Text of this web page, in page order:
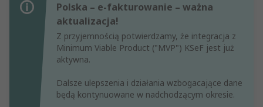
Polska – e-fakturowanie – ważna
aktualizacja!
Z przyjemnością potwierdzamy, że integracja z
Minimum Viable Product ("MVP") KSeF jest już
aktywna.
Dalsze ulepszenia i działania wzbogacające dane
będą kontynuowane w nadchodzącym okresie.